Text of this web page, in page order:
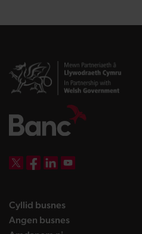
Cyllid busneslanding page
Angen busneslanding page